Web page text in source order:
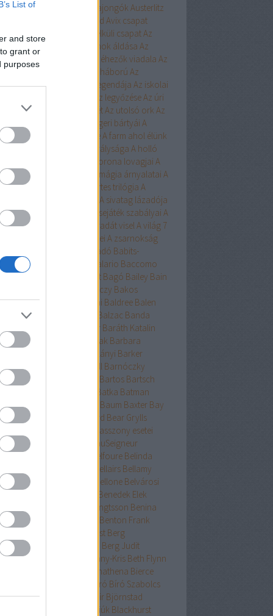
List of
and store
grant or
purposes
Aurora Austen-rajongók Austerlitz
Aveyard Avix csapat
Ázsia-saga Az arc nélküli csapatAz
bába
Az égi hivatalnok áldása Az
ló
Az éhezők viadala Az
hercege
Az első hangy háború Az
flottaAz északi erdő legendája Az iskolai
Az Olimposz legyőzéseAz úri
Az utolsó huszonhétAz utolsó ork Az
A Birodalom tengeri bártyái A
kultiváció nagymestereA farm ahol élünk
A híd királysága A holló
A korona lovagjai A
népe
A mágia árnyalatai A
rabjai
A nyertes trilógia A
A sivatag lázadója
egyenlete
A szerencsejáték szabályai A
boszorkánya
A tacskó Pradát viselA világ 7
A Yellowstone alfahímjei A zsarnokság
Babilon Kiadó Babits-
Baccalario Baccomo
Baehr Baggot Bagó Bailey Bain
Bakóczy Bakos
krimik
Baldini Baldree Balen
ErikaBallard Balzac Banda
Bán Mór Baráth Katalin
Viktória
Barátnak tartalak Barbara
Bárkányi Barker
Barnard Barnhill Barnóczky
Barreau Bartos Bartsch
Batka Batman
Bauer Baum Baxter Bay
Bazterrica Beard Bear Grylls
Beatrice Hyde-Clare kisasszony esetei
Williams
BeauSeigneur
Stowe
Belfoure Belinda
Bellairs Bellamy
Belle Bellinger-nővérek Bellone Belvárosi
Benedek Elek
Bengtsson Benina
Benkő
Benton Frank
Berest Berg
Berg Judit
Berry Bethany-Kris Beth Flynn
Bhathena Bierce
Bíró Bíró Szabolcs
BissellBjork Björnsdóttir Björnstad
Blackhawk fiúk Blackhurst